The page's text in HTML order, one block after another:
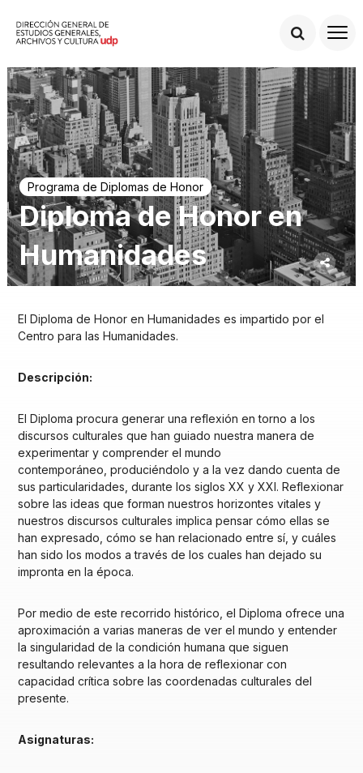
Programa de Diplomas de Honor
Diploma de Honor en
Humanidades
El Diploma de Honor en Humanidades es impartido por el
Centro para las Humanidades.
Descripción:
El Diploma procura generar una reflexión en torno a los
discursos culturales que han guiado nuestra manera de
experimentar y comprender el mundo
contemporáneo, produciéndolo y a la vez dando cuenta de
sus particularidades, durante los siglos XX y XXI. Reflexionar
sobre las ideas que forman nuestros horizontes vitales y
nuestros discursos culturales implica pensar cómo ellas se
han expresado, cómo se han relacionado entre sí, y cuáles
han sido los modos a través de los cuales han dejado su
impronta en la época.
Por medio de este recorrido histórico, el Diploma ofrece una
aproximación a varias maneras de ver el mundo y entender
la singularidad de la condición humana que siguen
resultando relevantes a la hora de reflexionar con
capacidad crítica sobre las coordenadas culturales del
presente.
Asignaturas: